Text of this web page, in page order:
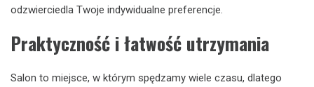
odzwierciedla Twoje indywidualne preferencje.
Praktyczność i łatwość utrzymania
Salon to miejsce, w którym spędzamy wiele czasu, dlatego